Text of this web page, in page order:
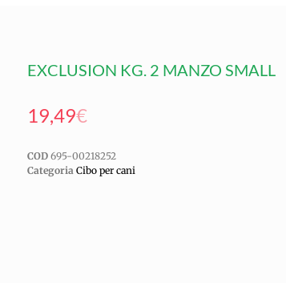
EXCLUSION KG. 2 MANZO SMALL
19,49€
COD 695-00218252
Categoria Cibo per cani